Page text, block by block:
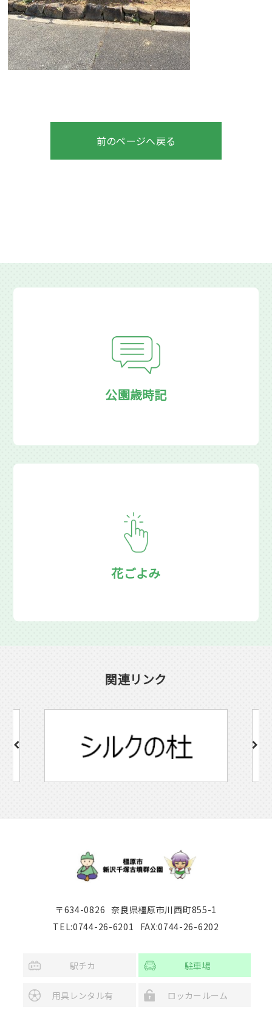
前のページへ戻る
公園歳時記
花ごよみ
関連リンク
〒634-0826 奈良県橿原市川西町855-1
TEL:0744-26-6201
FAX:0744-26-6202
駅チカ 駐車場
用具レンタル有 ロッカールーム